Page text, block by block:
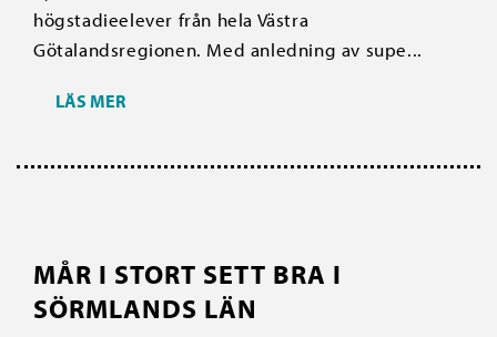
högstadieelever från hela Västra
Götalandsregionen. Med anledning av supe...
LÄS MER
MÅR I STORT SETT BRA I
SÖRMLANDS LÄN